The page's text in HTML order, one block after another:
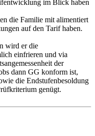
im Blick haben
die Familie mit alimentiert
auf den Tarif haben.
wird er die
einfrieren und via
der
dann GG konform ist,
die Endstufenbesoldung
genügt.